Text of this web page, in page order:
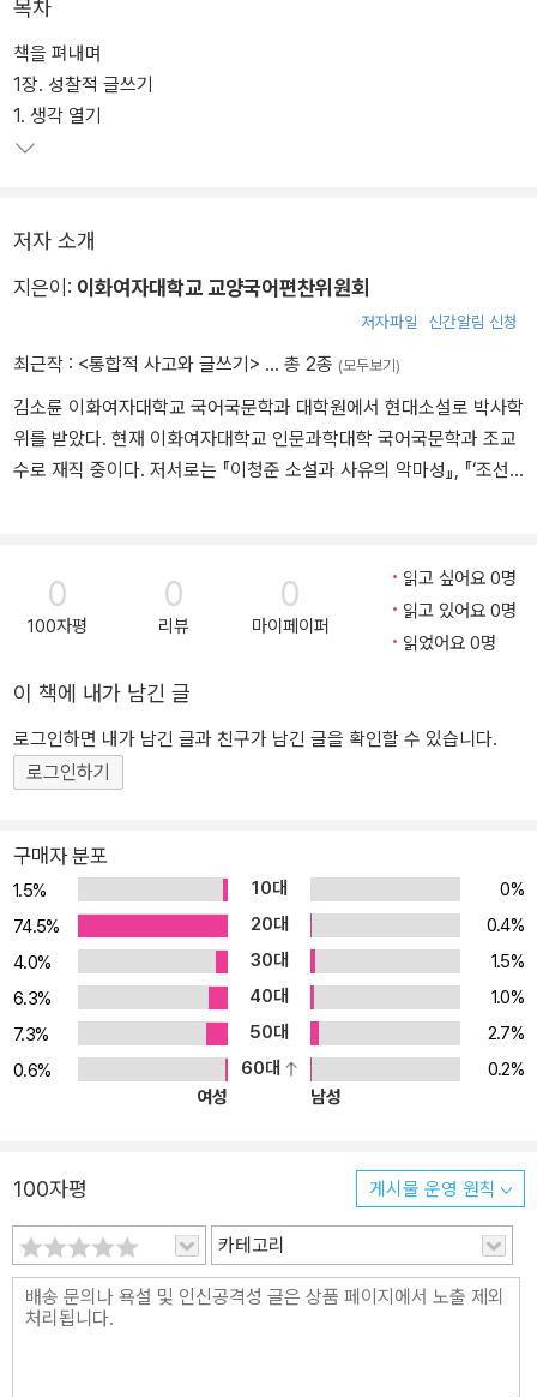
이 ‘읽기-쓰기-말하기’라는 기본적인 능력의 기초를 확립하는 데서 나
아가 ‘독서-작문-토론’의 유기적인 결합을 이룰 수 있도록 했다. 급변
하는 사회에서 학생들이 책 읽기를 통해 비판적 사고 능력을 기르고,
토론을 통해 합리적 의사소통 능력을 계발하며, 나아가 자기만의 의
이 책은 총 7장으로 구성되어 있다. 먼저 쓰기 중심의 1~4장은 창의
적 표현 능력을 함양하고, 이를 글쓰기 소양ㆍ체제와 연계해 다양한
글쓰기로 구현하는 방법을 소개한다. 1장에서는 다양한 생각이 요구
생각, 느낌, 세계관을 점검해 생각의 얼개를 만들고, 이를 ‘자기소개서
쓰기’를 통해 연습해본다. 2장에서는 주제문의 개념, 그리고 글쓰기와
유사한 절차를 가진 말하기 방식인 프레젠테이션, 토론, 토의를 이해
함으로써 ‘소통적 글쓰기’에 대해 알아본다. 또한 문화 텍스트를 감상
자신의 생각을 논리적으로 구성하는 방법을 ‘논리적 글쓰기’를 통해
학습한다. 또한 개요 작성과 문단의 구성 요건에 대해 공부한 후 논리
적이고 설득력 있는 ‘시론 및 칼럼 쓰기’를 연습한다. 4장에서는 글쓰
기 과정에서 요구되는 윤리적 태도를 중심으로 다양한 자료의 검색
방법, 인용의 구체적 실제, 참고문헌 작성 방법, 올바른 문장 쓰기 등
보고서의 다양한 유형과 특성을 알아보고 ‘보고서 쓰기’ 연습을 해본
다.
측면과 작품 분석의 실제적 측면으로 구성된다. 우선 5장 ‘읽기의 의
미와 방법론’에서는 현대사회에서 책 읽기가 가지는 의미와 필요성에
대해 학습한다. 무엇보다 고전 읽기의 의미와 목적, 구체적인 방법과
단계에 대해서 공부한다. 6장 ‘분석적 읽기’에서는 한 권의 책을 세밀
하게 읽어가면서 책에 담긴 저자의 의도를 정확하게 파악하는 훈련을
한다. 분석적 읽기는 텍스트의 사회 문화적 배경 이해와 예비 토론을
거쳐 텍스트 깊이 읽기, 작품의 중심 주제 분석, 문제의식의 정리와 종
합 및 세부 주제 단평 쓰기, 에세이 쓰기 단계로 진행한다. 7장 ‘창의
적 읽기’에서는 저자의 의도 파악과 작품 이해를 넘어서 독자가 능동
을 모색할 뿐만 아니라, 개인적 혹은 사회적 현실에 적용해보고 다른
텍스트와 관련지어 해석의 확장을 시도한다.
학생들은 이 책의 전체적인 내용을 익힘으로써 앞으로 전공하게 될
학문과 의사소통 능력의 연관성을 이해하고, 소통 능력뿐 아니라 논
리적 사고력을 향상할 수 있게 될 것이다. 나아가 스스로 함양해야 하
목차
책을 펴내며
1장. 성찰적 글쓰기
1. 생각 열기
저자 소개
지은이: 이화여자대학교 교양국어편찬위원회
저자파일 신간알림 신청
최근작 : <통합적 사고와 글쓰기> … 총 2종 (모두보기)
김소륜 이화여자대학교 국어국문학과 대학원에서 현대소설로 박사학
위를 받았다. 현재 이화여자대학교 인문과학대학 국어국문학과 조교
수로 재직 중이다. 저서로는 『이청준 소설과 사유의 악마성』, 『‘조선
현대소설에 나타난 일본군 ‘위안부’ 서사 연구」, 「AI 시대 한국 문학,
‘창조’하는 작가에서 ‘배치’하는 작가로의 이행」,「디지털 테크놀로지의
시대, 21세기 한국 소설의 새로운 지형도」 등이 있다. 김수경 이화여
자대학교 국어국문학과 대학원에서 고전문학으로 석사, 고전시가로
박사학위를 받았다. 현재 이화여자대학교 호크마교양대학 부교수로
유 소통 치유의 글쓰기』, 『노랫말의 힘』, 『시대, 작가, 젠더』(공저),
『한국시의 미학적 패러다임과 시학적 전통』(공저), 『규방가사의 작품
학원에서 현대문학으로 박사학위를 받았다. 현재 이화여자대학교 인
문과학대학 국어국문학과 조교수로 재직 중이다. 여성, 젠더, 2000년
대 문학 등을 중심으로 연구하고 있다. 저서로는 『박완서 소설의 젠더
의식 연구』, 『시대, 작가, 젠더』(공저), 『김유정 문학의 감정미학』(공
저) 등이 있으며, 논문으로는 「김유정 소설의 정동 연구」, 「박완서 소
설에 나타난 여성 혐오 연구」, 「애도 (불)가능의 신체와 문학의 정치
성」, 「테크노사피엔스의 감수성과 소수자 문학」 등이 있다. 이경희 이
화여자대학교 독어독문학과 대학원에서 20세기 문학으로 석사학위,
독일 마르부르크대학교에서 프리드리히 실러 연구로 박사학위를 받
며, 논문으로는 「괴테의 지질학 연구와 문학적 담론」, 「미하엘 엔데의
토머스 헉슬리의 로마니즈 강연 「진화와 윤리」를 중심으로」 등이 있
다. 진선영 이화여자대학교 국어국문학과 대학원에서 현대문학으로
박사학위를 받았다. 현재 이화여자대학교 인문과학대학 국어국문학
0
100자평
0
리뷰
0
마이페이퍼
읽고 싶어요 0명
읽고 있어요 0명
읽었어요 0명
이 책에 내가 남긴 글
로그인하면 내가 남긴 글과 친구가 남긴 글을 확인할 수 있습니다.
로그인하기
구매자 분포
1.5% 10대
0%
74.5%
20대
0.4%
4.0%
30대
1.5%
6.3%
40대
1.0%
7.3%
50대
2.7%
0.6%
60대
0.2%
여성
남성
100자평 게시물 운영 원칙
카테고리